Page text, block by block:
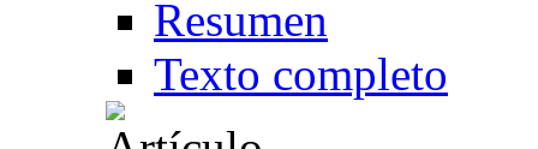
Resumen
Texto completo